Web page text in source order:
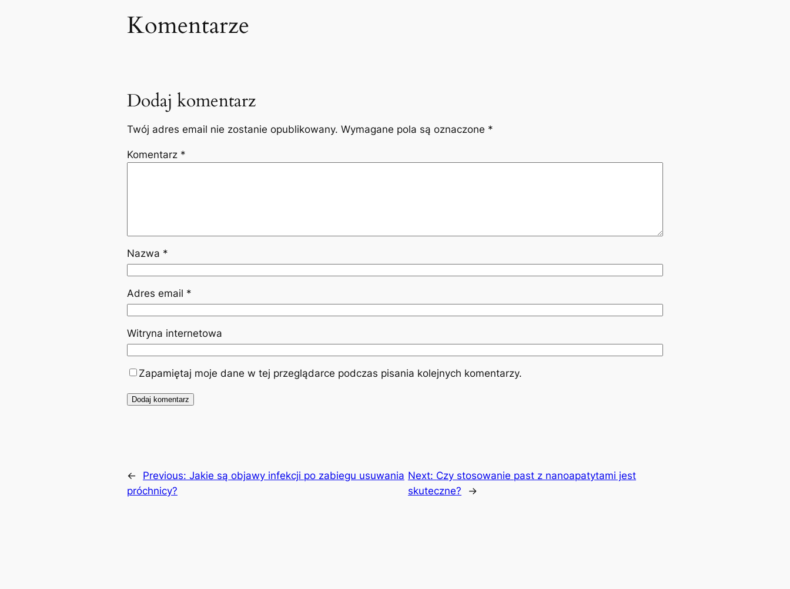
Komentarze
Dodaj komentarz
Twój adres email nie zostanie opublikowany. Wymagane pola są oznaczone *
Komentarz *
Nazwa *
Adres email *
Witryna internetowa
Zapamiętaj moje dane w tej przeglądarce podczas pisania kolejnych komentarzy.
← Previous: Jakie są objawy infekcji po zabiegu usuwania
próchnicy?
Next: Czy stosowanie past z nanoapatytami jest
skuteczne?
→